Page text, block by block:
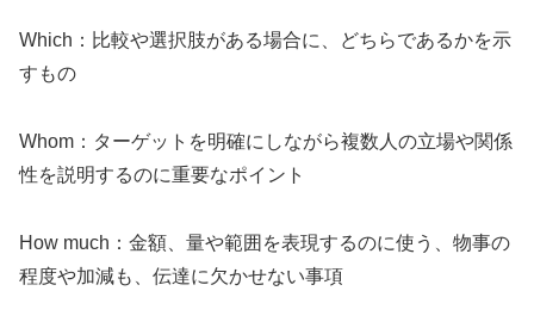
Which：比較や選択肢がある場合に、どちらであるかを示
すもの
Whom：ターゲットを明確にしながら複数人の立場や関係
性を説明するのに重要なポイント
How much：金額、量や範囲を表現するのに使う、物事の
程度や加減も、伝達に欠かせない事項